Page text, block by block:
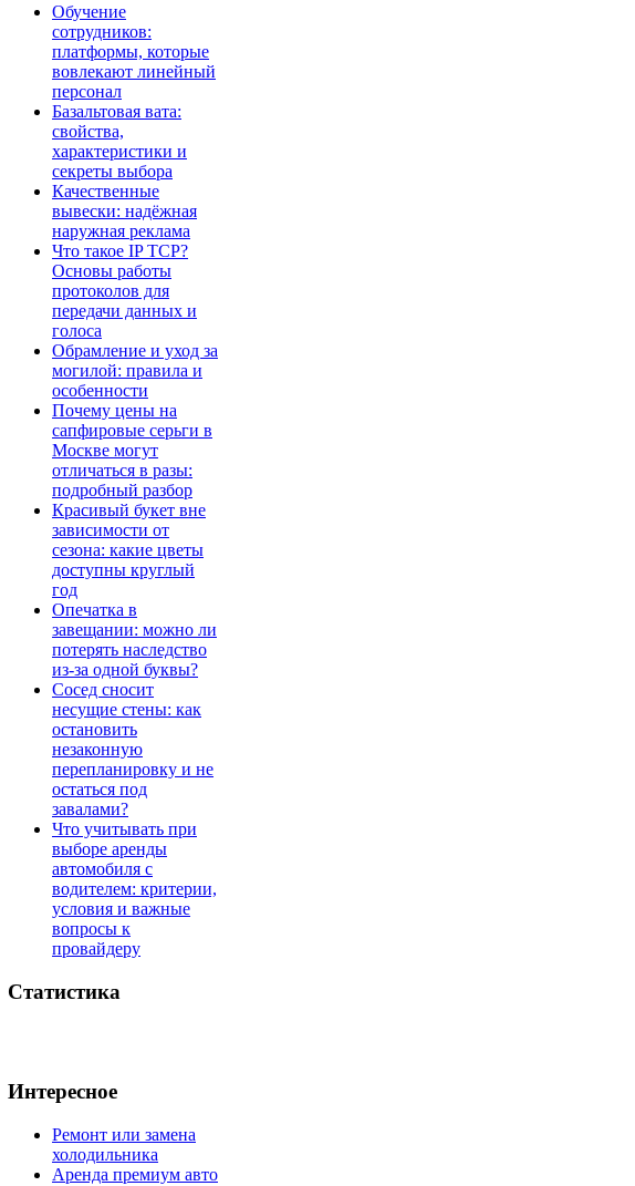
Обучение
сотрудников:
платформы, которые
вовлекают линейный
персонал
Базальтовая вата:
свойства,
характеристики и
секреты выбора
Качественные
вывески: надёжная
наружная реклама
Что такое IP TCP?
Основы работы
протоколов для
передачи данных и
голоса
Обрамление и уход за
могилой: правила и
особенности
Почему цены на
сапфировые серьги в
Москве могут
отличаться в разы:
подробный разбор
Красивый букет вне
зависимости от
сезона: какие цветы
доступны круглый
год
Опечатка в
завещании: можно ли
потерять наследство
из-за одной буквы?
Сосед сносит
несущие стены: как
остановить
незаконную
перепланировку и не
остаться под
завалами?
Что учитывать при
выборе аренды
автомобиля с
водителем: критерии,
условия и важные
вопросы к
провайдеру
Статистика
Интересное
Ремонт или замена
холодильника
Аренда премиум авто